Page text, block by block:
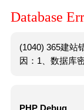
Database
(1040) 365建站
因：1、数据库